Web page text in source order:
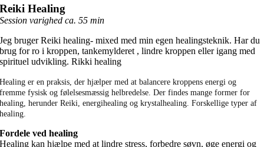
Reiki Healing
Session varighed ca. 55 min
Jeg bruger Reiki healing- mixed med min egen healingsteknik. Har du
brug for ro i kroppen, tankemylderet , lindre kroppen eller igang med
spirituel udvikling. Rikki healing
Healing er en praksis, der hjælper med at balancere kroppens energi og
fremme fysisk og følelsesmæssig helbredelse. Der findes mange former for
healing, herunder Reiki, energihealing og krystalhealing. Forskellige typer af
healing.
Fordele ved healing
Healing kan hjælpe med at lindre stress, forbedre søvn, øge energi og